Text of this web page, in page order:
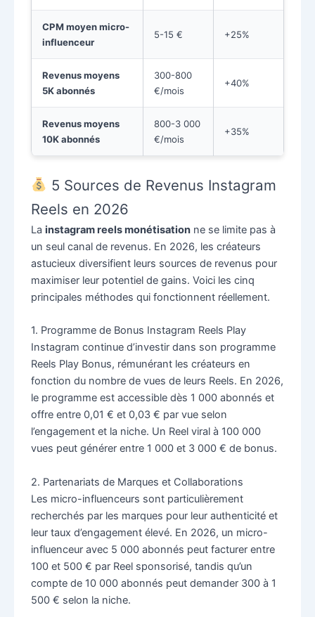
CPM moyen micro-
influenceur
5-15 € +25%
Revenus moyens
5K abonnés
300-800
€/mois
+40%
Revenus moyens
10K abonnés
800-3 000
€/mois
+35%
5 Sources de Revenus Instagram
Reels en 2026
La instagram reels monétisationne se limite pas à
un seul canal de revenus. En 2026, les créateurs
astucieux diversifient leurs sources de revenus pour
maximiser leur potentiel de gains. Voici les cinq
principales méthodes qui fonctionnent réellement.
1. Programme de Bonus Instagram Reels Play
Instagram continue d’investir dans son programme
Reels Play Bonus, rémunérant les créateurs en
fonction du nombre de vues de leurs Reels. En 2026,
le programme est accessible dès 1 000 abonnés et
offre entre 0,01 € et 0,03 € par vue selon
l’engagement et la niche. Un Reel viral à 100 000
vues peut générer entre 1 000 et 3 000 € de bonus.
2. Partenariats de Marques et Collaborations
Les micro-influenceurs sont particulièrement
recherchés par les marques pour leur authenticité et
leur taux d’engagement élevé. En 2026, un micro-
influenceur avec 5 000 abonnés peut facturer entre
100 et 500 € par Reel sponsorisé, tandis qu’un
compte de 10 000 abonnés peut demander 300 à 1
500 € selon la niche.